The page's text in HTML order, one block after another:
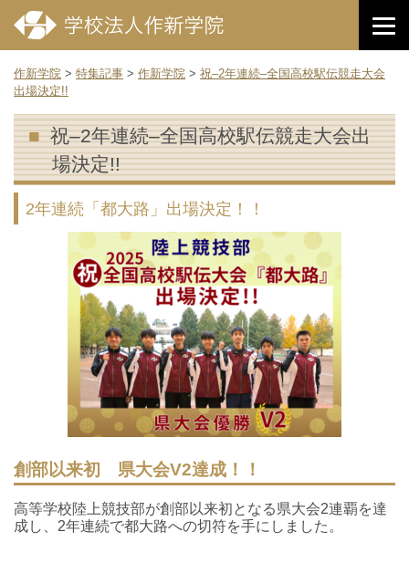
作新学院 > 特集記事 > 作新学院 > 祝–2年連続–全国高校駅伝競走大会
出場決定!!
祝–2年連続–全国高校駅伝競走大会出
場決定!!
2年連続「都大路」出場決定！！
創部以来初 県大会V2達成！！
高等学校陸上競技部が創部以来初となる県大会2連覇を達
成し、2年連続で都大路への切符を手にしました。